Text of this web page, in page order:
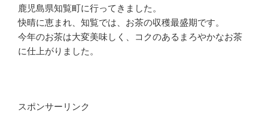
鹿児島県知覧町に行ってきました。
快晴に恵まれ、知覧では、お茶の収穫最盛期です。
今年のお茶は大変美味しく、コクのあるまろやかなお茶
に仕上がりました。
スポンサーリンク